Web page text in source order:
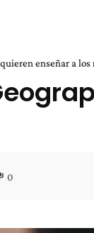
enseñar a los
0